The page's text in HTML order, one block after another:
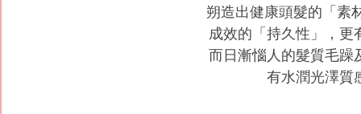
朔造出健康頭髮的「素
成效的「持久性」，更
而日漸惱人的髮質毛躁
有水潤光澤質